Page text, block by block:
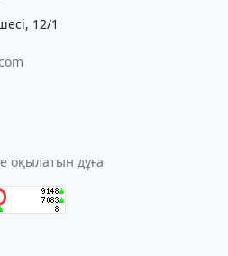
12/1
оқылатын дұға